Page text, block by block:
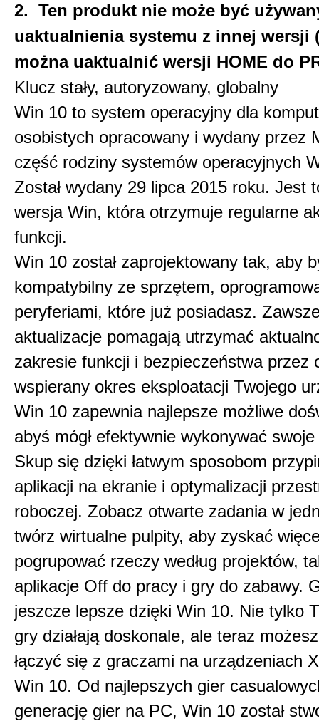
2. Ten produkt nie może być
uaktualnienia systemu z innej wersji
można uaktualnić wersji HOME do
Klucz stały, autoryzowany, globalny
Win 10 to system operacyjny dla
osobistych opracowany i wydany przez
część rodziny systemów operacyjnych
Został wydany 29 lipca 2015 roku. Jest
wersja Win, która otrzymuje regularne
funkcji.
Win 10 został zaprojektowany tak, aby
kompatybilny ze sprzętem,
peryferiami, które już posiadasz.
aktualizacje pomagają utrzymać
zakresie funkcji i bezpieczeństwa przez
wspierany okres eksploatacji Twojego
Win 10 zapewnia najlepsze możliwe
abyś mógł efektywnie wykonywać
Skup się dzięki łatwym sposobom
aplikacji na ekranie i optymalizacji
roboczej. Zobacz otwarte zadania w
twórz wirtualne pulpity, aby zyskać
pogrupować rzeczy według projektów,
aplikacje Off do pracy i gry do zabawy.
jeszcze lepsze dzięki Win 10. Nie tylko
gry działają doskonale, ale teraz
łączyć się z graczami na urządzeniach
Win 10. Od najlepszych gier
generację gier na PC, Win 10 został